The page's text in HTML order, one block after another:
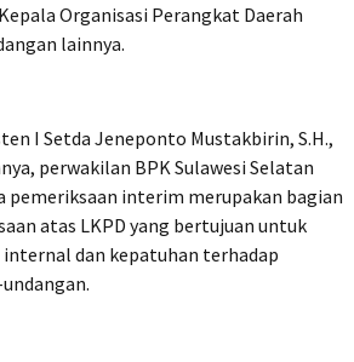
Organisasi Perangkat Daerah
lainnya.
I Setda Jeneponto Mustakbirin, S.H.,
perwakilan BPK Sulawesi Selatan
pemeriksaan interim merupakan bagian
atas LKPD yang bertujuan untuk
dan kepatuhan terhadap